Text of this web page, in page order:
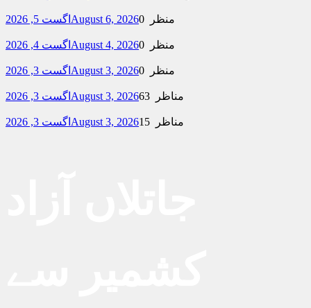
اگست 5, 2026 August 6, 2026 0 منظر
اگست 4, 2026 August 4, 2026 0 منظر
اگست 3, 2026 August 3, 2026 0 منظر
اگست 3, 2026 August 3, 2026 63 مناظر
اگست 3, 2026 August 3, 2026 15 مناظر